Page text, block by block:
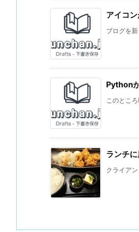
アイコ
ブログを
Python
このとこ
ランチ
クライア